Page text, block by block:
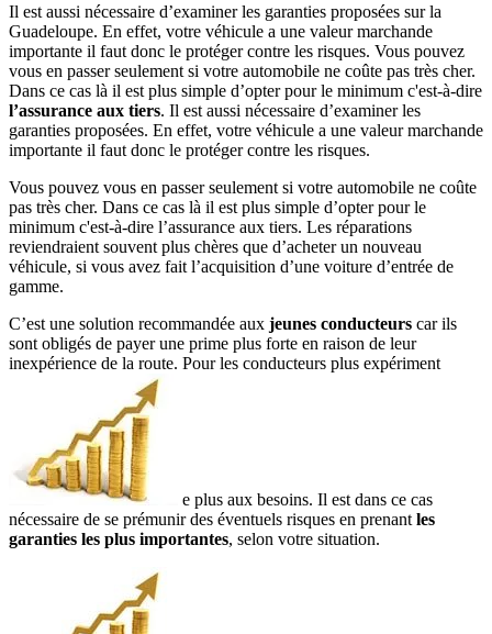
Il est aussi nécessaire d’examiner les garanties proposées sur la
Guadeloupe. En effet, votre véhicule a une valeur marchande
importante il faut donc le protéger contre les risques. Vous pouvez
vous en passer seulement si votre automobile ne coûte pas très cher.
Dans ce cas là il est plus simple d’opter pour le minimum c'est-à-dire
l’assurance aux tiers. Il est aussi nécessaire d’examiner les
garanties proposées. En effet, votre véhicule a une valeur marchande
importante il faut donc le protéger contre les risques.
Vous pouvez vous en passer seulement si votre automobile ne coûte
pas très cher. Dans ce cas là il est plus simple d’opter pour le
minimum c'est-à-dire l’assurance aux tiers. Les réparations
reviendraient souvent plus chères que d’acheter un nouveau
véhicule, si vous avez fait l’acquisition d’une voiture d’entrée de
gamme.
C’est une solution recommandée aux jeunes conducteurs car ils
sont obligés de payer une prime plus forte en raison de leur
inexpérience de la route. Pour les conducteurs plus expériment
e plus aux besoins. Il est dans ce cas
nécessaire de se prémunir des éventuels risques en prenant les
garanties les plus importantes, selon votre situation.